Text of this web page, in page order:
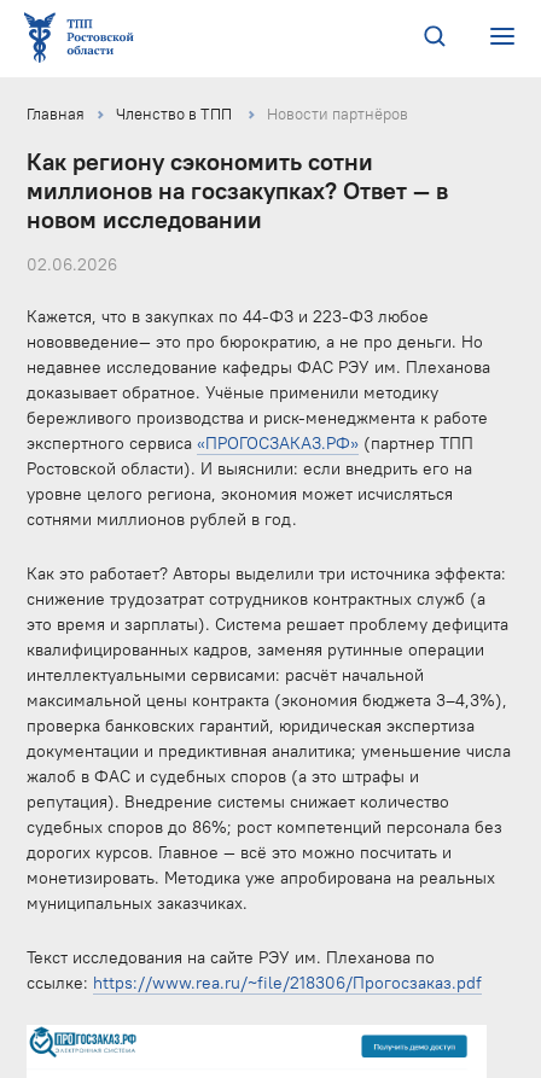
Главная Членство в ТПП Новости партнёров
Как региону сэкономить сотни
миллионов на госзакупках? Ответ — в
новом исследовании
02.06.2026
Кажется, что в закупках по 44-ФЗ и 223-ФЗ любое
нововведение— это про бюрократию, а не про деньги. Но
недавнее исследование кафедры ФАС РЭУ им. Плеханова
доказывает обратное. Учёные применили методику
бережливого производства и риск-менеджмента к работе
экспертного сервиса«ПРОГОСЗАКАЗ.РФ» (партнер ТПП
Ростовской области). И выяснили: если внедрить его на
уровне целого региона, экономия может исчисляться
сотнями миллионов рублей в год.
Как это работает? Авторы выделили три источника эффекта:
снижение трудозатрат сотрудников контрактных служб (а
это время и зарплаты). Система решает проблему дефицита
квалифицированных кадров, заменяя рутинные операции
интеллектуальными сервисами: расчёт начальной
максимальной цены контракта (экономия бюджета 3–4,3%),
проверка банковских гарантий, юридическая экспертиза
документации и предиктивная аналитика; уменьшение числа
жалоб в ФАС и судебных споров (а это штрафы и
репутация). Внедрение системы снижает количество
судебных споров до 86%; рост компетенций персонала без
дорогих курсов. Главное — всё это можно посчитать и
монетизировать. Методика уже апробирована на реальных
муниципальных заказчиках.
Текст исследования на сайте РЭУ им. Плеханова по
ссылке: https://www.rea.ru/~file/218306/Прогосзаказ.pdf